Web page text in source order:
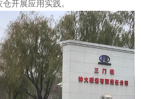
开展应用实践。